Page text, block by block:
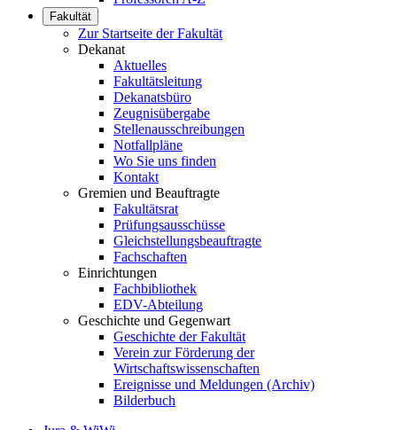
Fakultät
Zur Startseite der Fakultät
Dekanat
Aktuelles
Fakultätsleitung
Dekanatsbüro
Zeugnisübergabe
Stellenausschreibungen
Notfallpläne
Wo Sie uns finden
Kontakt
Gremien und Beauftragte
Fakultätsrat
Prüfungsausschüsse
Gleichstellungsbeauftragte
Fachschaften
Einrichtungen
Fachbibliothek
EDV-Abteilung
Geschichte und Gegenwart
Geschichte der Fakultät
Verein zur Förderung der
Wirtschaftswissenschaften
Ereignisse und Meldungen (Archiv)
Bilderbuch